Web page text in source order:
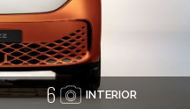
6 INTERIOR